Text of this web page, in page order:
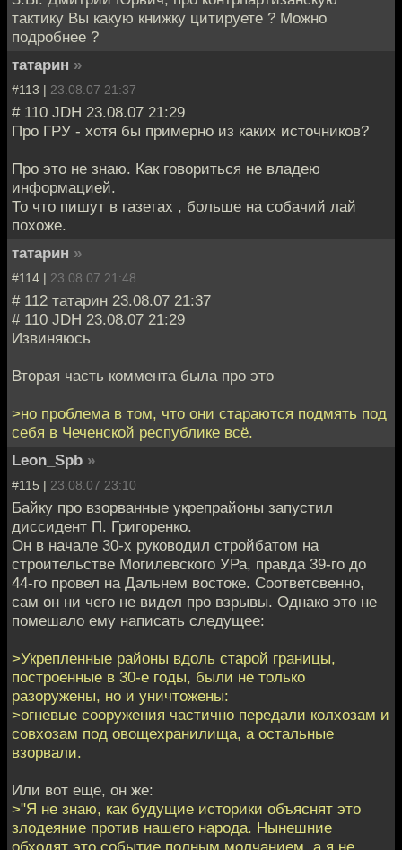
тактику Вы какую книжку цитируете ? Можно
подробнее ?
татарин »
#113 | 23.08.07 21:37
# 110 JDH 23.08.07 21:29
Про ГРУ - хотя бы примерно из каких источников?
Про это не знаю. Как говориться не владею
информацией.
То что пишут в газетах , больше на собачий лай
похоже.
татарин »
#114 | 23.08.07 21:48
# 112 татарин 23.08.07 21:37
# 110 JDH 23.08.07 21:29
Извиняюсь
Вторая часть коммента была про это
>но проблема в том, что они стараются подмять под
себя в Чеченской республике всё.
Leon_Spb »
#115 | 23.08.07 23:10
Байку про взорванные укрепрайоны запустил
диссидент П. Григоренко.
Он в начале 30-х руководил стройбатом на
строительстве Могилевского УРа, правда 39-го до
44-го провел на Дальнем востоке. Соответсвенно,
сам он ни чего не видел про взрывы. Однако это не
помешало ему написать следущее:
>Укрепленные районы вдоль старой границы,
построенные в 30-е годы, были не только
разоружены, но и уничтожены:
>огневые сооружения частично передали колхозам и
совхозам под овощехранилища, а остальные
взорвали.
Или вот еще, он же:
>"Я не знаю, как будущие историки объяснят это
злодеяние против нашего народа. Нынешние